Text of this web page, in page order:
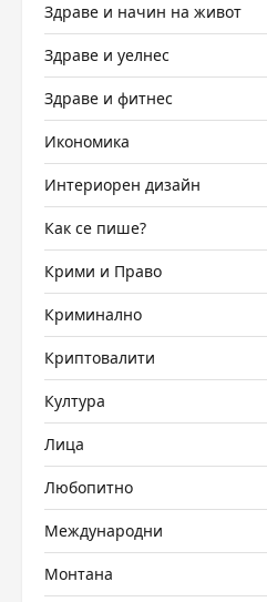
Здраве и начин на живот
Здраве и уелнес
Здраве и фитнес
Икономика
Интериорен дизайн
Как се пише?
Крими и Право
Криминално
Криптовалити
Култура
Лица
Любопитно
Международни
Монтана